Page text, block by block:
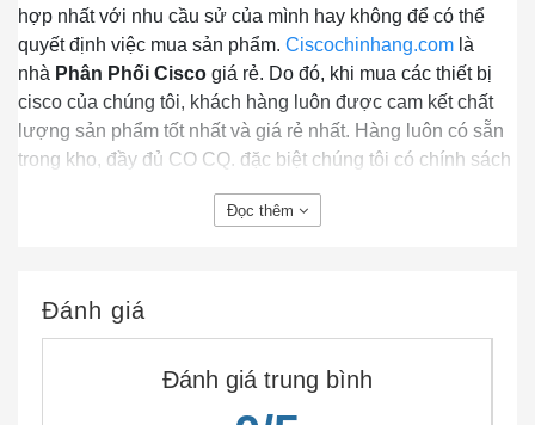
hợp nhất với nhu cầu sử của mình hay không để có thể
quyết định việc mua sản phẩm. Ciscochinhang.com là
nhà Phân Phối Cisco giá rẻ. Do đó, khi mua các thiết bị
cisco của chúng tôi, khách hàng luôn được cam kết chất
lượng sản phẩm tốt nhất và giá rẻ nhất. Hàng luôn có sẵn
trong kho, đầy đủ CO CQ. đặc biệt chúng tôi có chính sách
giá tốt hỗ trợ cho dự án!
Nếu bạn cần thêm bất cứ thông tin nào về sản phẩm
Hãy đặt câu hỏi ở phần Live Chathoặc
Đọc thêm
Đánh giá
Đánh giá trung bình